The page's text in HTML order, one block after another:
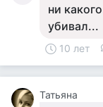
ни
убивал...
10 лет
Татьяна